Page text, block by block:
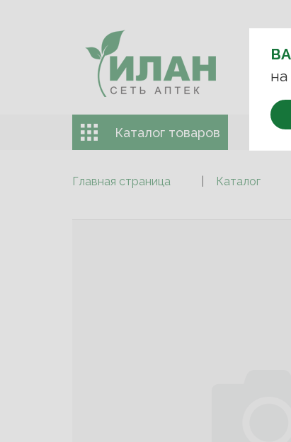
+7
Каталог товаров
Главная страница Каталог